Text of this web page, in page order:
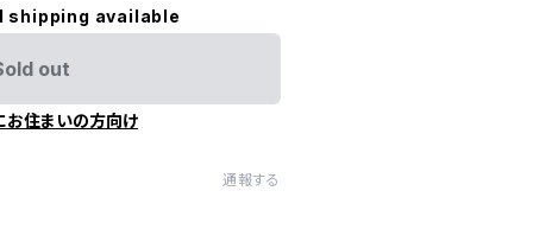
shipping available
out
お住まいの方向け
通報する